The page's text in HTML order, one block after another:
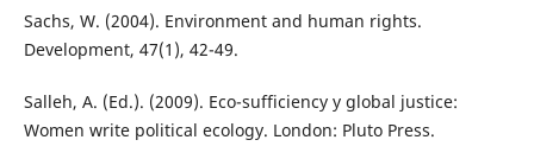
Sachs, W. (2004). Environment and human rights.
Development, 47(1), 42-49.
Salleh, A. (Ed.). (2009). Eco-sufficiency y global justice:
Women write political ecology. London: Pluto Press.